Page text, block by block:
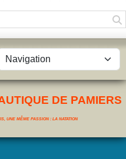
DE PAMIERS
UNE MÊME PASSION : LA NATATION